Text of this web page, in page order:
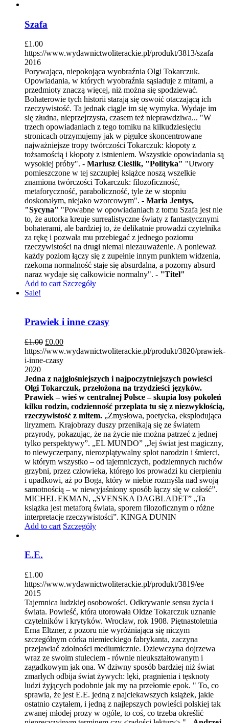
Szafa
£1.00
https://www.wydawnictwoliterackie.pl/produkt/3813/szafa
2016
Porywająca, niepokojąca wyobraźnia Olgi Tokarczuk.
Opowiadania, w których wyobraźnia sąsiaduje z mitami, a
przedmioty znaczą więcej, niż można się spodziewać.
Bohaterowie tych historii starają się oswoić otaczającą ich
rzeczywistość. Ta jednak ciągle im się wymyka. Wydaje im
się złudna, nieprzejrzysta, czasem też nieprawdziwa... "W
trzech opowiadaniach z tego tomiku na kilkudziesięciu
stronicach otrzymujemy jak w pigułce skoncentrowane
najważniejsze tropy twórczości Tokarczuk: kłopoty z
tożsamością i kłopoty z istnieniem. Wszystkie opowiadania są
wysokiej próby". - Mariusz Cieślik, "Polityka" "Utwory
pomieszczone w tej szczupłej książce noszą wszelkie
znamiona twórczości Tokarczuk: filozoficzność,
metaforyczność, paraboliczność, tyle że w stopniu
doskonałym, niejako wzorcowym". - Maria Jentys,
"Sycyna" "Powabne w opowiadaniach z tomu Szafa jest nie
to, że autorka kreuje surrealistyczne światy z fantastycznymi
bohaterami, ale bardziej to, że delikatnie prowadzi czytelnika
za rękę i pozwala mu przebiegać z jednego poziomu
rzeczywistości na drugi niemal niezauważenie. A ponieważ
każdy poziom łączy się z zupełnie innym punktem widzenia,
rzekoma normalność staje się absurdalna, a pozorny absurd
naraz wydaje się całkowicie normalny". - "Titel"
Add to cart Szczegóły
Sale!
Prawiek i inne czasy
£1.00 £0.00
https://www.wydawnictwoliterackie.pl/produkt/3820/prawiek-
i-inne-czasy
2020
Jedna z najgłośniejszych i najpoczytniejszych powieści
Olgi Tokarczuk, przełożona na trzydzieści języków.
Prawiek – wieś w centralnej Polsce – skupia losy pokoleń
kilku rodzin, codzienność przeplata tu się z niezwykłością,
rzeczywistość z mitem. „Zmysłowa, poetycka, eksplodująca
liryzmem. Krajobrazy duszy przenikają się ze światem
przyrody, pokazując, że na życie nie można patrzeć z jednej
tylko perspektywy”. „EL MUNDO” „Jej świat jest magiczny,
to niewyczerpany, nierozplątywalny splot narodzin i śmierci,
w którym wszystko – od tajemniczych, podziemnych ruchów
grzybni, przez człowieka, którego los prowadzi ku cierpieniu
i upadkowi, aż po Boga, który w niebie rozmyśla nad swoją
samotnością – w niewyjaśniony sposób łączy się w całość”.
MICHEL EKMAN, „SVENSKA DAGBLADET” „Ta
książka jest metaforą świata, sporem filozoficznym o różne
interpretacje rzeczywistości”. KINGA DUNIN
Add to cart Szczegóły
E.E.
£1.00
https://www.wydawnictwoliterackie.pl/produkt/3819/ee
2015
Tajemnica ludzkiej osobowości. Odkrywanie sensu życia i
świata. Powieść, która utorowała Oldze Tokarczuk uznanie
czytelników i krytyków. Wrocław, rok 1908. Piętnastoletnia
Erna Eltzner, z pozoru nie wyróżniająca się niczym
szczególnym córka niemieckiego fabrykanta, zaczyna
przejawiać zdolności mediumicznie. Dziewczyna dojrzewa
wraz ze swoim stuleciem - równie nieukształtowanym i
zagadkowym jak ona. W dziwny sposób bardziej niż świat
zmarłych odbija świat żywych: lęki, pragnienia i tęsknoty
ludzi żyjących podobnie jak my na przełomie epok. " To, co
sprawia, że jest E.E. jedną z najciekawszych książek, jakie
ostatnio czytałem, i jedną z najlepszych powieści polskiej tak
zwanej młodej prozy w ogóle, to coś, co trzeba określić